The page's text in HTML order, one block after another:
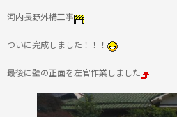
河内長野外構工事
ついに完成しました！！！
最後に壁の正面を左官作業しました